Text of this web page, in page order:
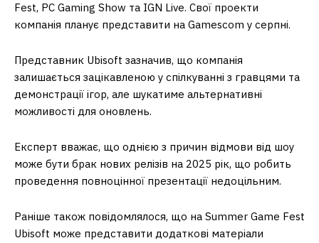
Fest, PC Gaming Show та IGN Live. Свої проекти
компанія планує представити на Gamescom у серпні.
Представник Ubisoft зазначив, що компанія
залишається зацікавленою у спілкуванні з гравцями та
демонстрації ігор, але шукатиме альтернативні
можливості для оновлень.
Експерт вважає, що однією з причин відмови від шоу
може бути брак нових релізів на 2025 рік, що робить
проведення повноцінної презентації недоцільним.
Раніше також повідомлялося, що на Summer Game Fest
Ubisoft може представити додаткові матеріали